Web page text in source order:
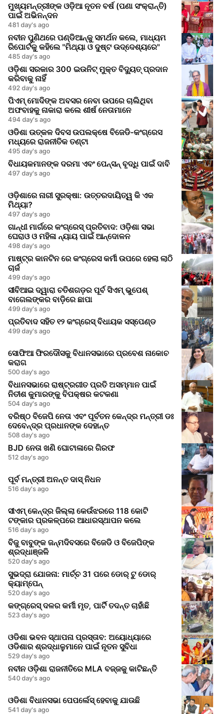
ମୁଖ୍ୟମନ୍ତ୍ରୀଙ୍କ ଓଡ଼ିଆ ନୂତନ ବର୍ଷ (ପଣା ସଂକ୍ରାନ୍ତି)
ପାଇଁ ଅଭିନନ୍ଦନ
481 day's ago
ନବୀନ ପୁଣିଥରେ ପଣ୍ଡିଆନ୍କୁ ସମର୍ଥନ କଲେ, ମାଧ୍ୟମ
ରିପୋର୍ଟକୁ କହିଲେ "ମିଥ୍ୟା ଓ ଦୁଷ୍ଟ ଉଦ୍ଦେଶ୍ୟରେ"
485 day's ago
ଓଡ଼ିଶା ସରକାର 300 ଇଉନିଟ୍ ମୁକ୍ତ ବିଦ୍ୟୁତ୍ ପ୍ରଦାନ
କରିବାକୁ ନାହିଁ
492 day's ago
ପିଏମ୍ ମୋଦିଙ୍କ ଅବସର ନେବା ଉପରେ ଚାଲିଥିବା
ଅଫବାହକୁ ନାକାରା କଲେ ଶୀର୍ଷ ନେତାମାନେ
494 day's ago
ଓଡିଶା ଉତ୍କଳ ଦିବସ ଉପଲକ୍ଷେ ବିଜେଡି-କଂଗ୍ରେସ
ମଧ୍ୟରେ ରାଜନୀତିକ ତଣ୍ଟା
495 day's ago
ବିଧାୟକମାନଙ୍କ ଦରମା ଏବଂ ପେନ୍ସନ୍ ବୃଦ୍ଧି ପାଇଁ ଦାବି
497 day's ago
ଓଡ଼ିଶାରେ ନାରୀ ସୁରକ୍ଷା: ଉତ୍ତରଦାୟିତ୍ୱ କି ଏକ
ମିଥ୍ୟା?
497 day's ago
ଗାନ୍ଧୀ ମାର୍ଗରେ କଂଗ୍ରେସ୍ ପ୍ରତିବାଦ: ଓଡ଼ିଶା ସଭା
ଘେରାଓ ଓ ମହିଳା ନ୍ୟାୟ ପାଇଁ ଆନ୍ଦୋଳନ
498 day's ago
ମାଷ୍ଟ୍ର କାନଟିନ ରେ କଂଗ୍ରେସ କର୍ମୀ ଉପରେ ହେଲା ଲାଠି
ଚାର୍ଜ
499 day's ago
ସୀବିଆଇ ଦ୍ୱାରା ଚତିଶଗଡ଼ର ପୂର୍ବ ସିଏମ୍ ଭୁପେଶ୍
ବାଗେଲଙ୍କର ବାଡ଼ିରେ ଛାପା
499 day's ago
ପ୍ରତିବାଦ ସହିତ ୧୨ କଂଗ୍ରେସ୍ ବିଧାୟକ ସସ୍ପେଣ୍ଡ
499 day's ago
ସୋଫିଆ ଫିରଦୌସକୁ ବିଧାନସଭାରେ ପ୍ରବେଶ ନାକୋଚ
କରାଗ
500 day's ago
ବିଧାନସଭାରେ ରାଷ୍ଟ୍ରଗୀତ ପ୍ରତି ଅସମ୍ମାନ ପାଇଁ
ନିତୀଶ କୁମାରଙ୍କୁ ବିପକ୍ଷର କଟକଣା
504 day's ago
ବରିଷ୍ଠ ବିଜେପି ନେତା ଏବଂ ପୂର୍ବତନ କେନ୍ଦ୍ର ମନ୍ତ୍ରୀ ଡଃ
ଦେବେନ୍ଦ୍ର ପ୍ରଧାନଙ୍କ ଦେହାନ୍ତ
508 day's ago
BJD ନେତା ଖଣି ଘୋଟାଳାରେ ଗିରଫ
512 day's ago
ପୂର୍ବ ମନ୍ତ୍ରୀ ଅନନ୍ତ ଦାସ୍ ନିଧନ
516 day's ago
ସୀଏମ୍ କେନ୍ଦ୍ର ଜିଲ୍ଲା କେଉଁଝରରେ 118 କୋଟି
ଟଙ୍କାର ପ୍ରକଳ୍ପରେ ଆଧାରସ୍ଥାପନ କଲେ
516 day's ago
ବିଜୁ ବାବୁଙ୍କ ଜନ୍ମଦିବସରେ ବିଜେଡି ଓ ବିଜେପିଙ୍କ
ଶ୍ରଦ୍ଧାଞ୍ଜଳି
520 day's ago
ସୁଭଦ୍ରା ଯୋଜନା: ମାର୍ଚ୍ଚ 31 ପରେ ଡୋର୍ ଟୁ ଡୋର୍
କ୍ୟାମ୍ପେନ୍
520 day's ago
କଙ୍ଗ୍ରେସ୍ ଦଳର କର୍ମୀ ମୃତ, ପାର୍ଟି ତଦନ୍ତ ଚାହାଁଛି
523 day's ago
ଓଡିଶା ଭବନ ସ୍ଥାପନା ପ୍ରସ୍ତାବ: ଅୟୋଧ୍ୟାରେ
ଓଡିଶାର ଶ୍ରଦ୍ଧାଳୁମାନେ ପାଇଁ ନୂତନ ସୁବିଧା
529 day's ago
ନବୀନ ଓଡ଼ିଶା ରାଜନୀତିରେ MLA ବଜ୍ଜକୁ କାଟିଛନ୍ତି
540 day's ago
ଓଡିଶା ବିଧାନସଭା ପେପର୍ଲେସ୍ ହେବାକୁ ଯାଉଛି
541 day's ago